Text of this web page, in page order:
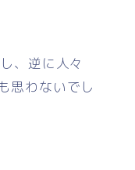
、逆に人々
思わないでし